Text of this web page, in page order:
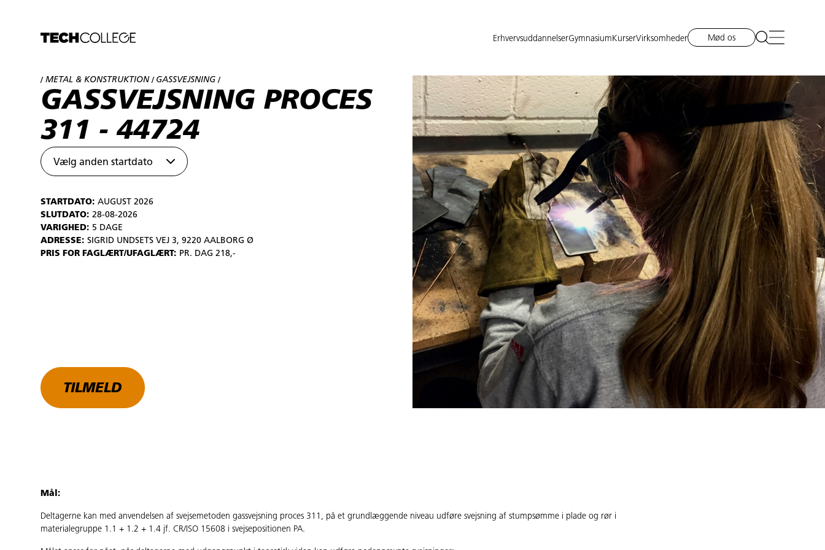
ErhvervsuddannelserGymnasium KurserVirksomheder Mød os
/ METAL & KONSTRUKTION/ GASSVEJSNING /
GASSVEJSNING PROCES
311 - 44724
Vælg anden startdato
STARTDATO: AUGUST 2026
SLUTDATO: 28-08-2026
VARIGHED: 5 DAGE
ADRESSE: SIGRID UNDSETS VEJ 3, 9220 AALBORG Ø
PRIS FOR FAGLÆRT/UFAGLÆRT: PR. DAG 218,-
TILMELD
Mål:
Deltagerne kan med anvendelsen af svejsemetoden gassvejsning proces 311, på et grundlæggende niveau udføre svejsning af stumpsømme i plade og rør i
materialegruppe 1.1 + 1.2 + 1.4 jf. CR/ISO 15608 i svejsepositionen PA.